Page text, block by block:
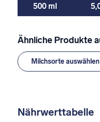
500 ml
Ähnliche Produkte
Nährwerttabelle